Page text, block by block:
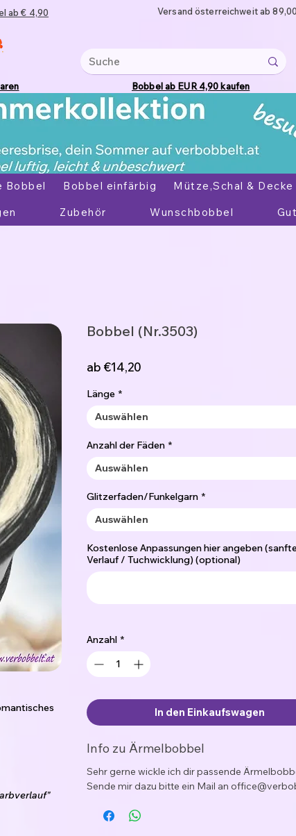
ab € 4,90 Versand österreichweit ab
Bobbel ab EUR 4,90 kaufen
Bobbel Bobbel einfärbig Mütze,Schal & Decke
Zubehör Wunschbobbel
Bobbel (Nr.3503)
ab €14,20Sale-
Länge *
Auswählen
Anzahl der Fäden *
Auswählen
Glitzerfaden/Funkelgarn *
Auswählen
Kostenlose Anpassungen hier angeben
Verlauf / Tuchwicklung) (optional)
Anzahl *
In den Einkaufswagen
Info zu Ärmelbobbel
Sehr gerne wickle ich dir passende
Sende mir dazu bitte ein Mail an